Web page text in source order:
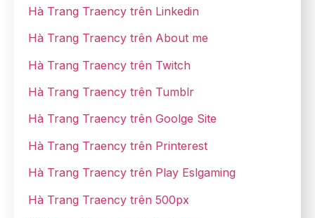
Hà Trang Traency trên Linkedin
Hà Trang Traency trên About me
Hà Trang Traency trên Twitch
Hà Trang Traency trên Tumblr
Hà Trang Traency trên Goolge Site
Hà Trang Traency trên Printerest
Hà Trang Traency trên Play Eslgaming
Hà Trang Traency trên 500px